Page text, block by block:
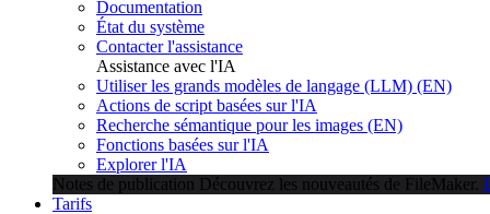
Documentation
État du système
Contacter l'assistance
Assistance avec l'IA
Utiliser les grands modèles de langage (LLM) (EN)
Actions de script basées sur l'IA
Recherche sémantique pour les images (EN)
Fonctions basées sur l'IA
Explorer l'IA
Notes de publication Découvrez les nouveautés de FileMaker.
Tarifs